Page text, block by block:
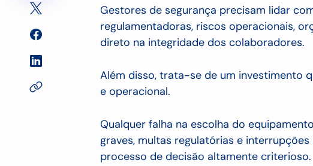
Gestores de segurança precisam lidar
regulamentadoras, riscos operacionais,
direto na integridade dos colaboradores.
Além disso, trata-se de um investimento
e operacional.
Qualquer falha na escolha do
graves, multas regulatórias e
processo de decisão altamente criterioso.